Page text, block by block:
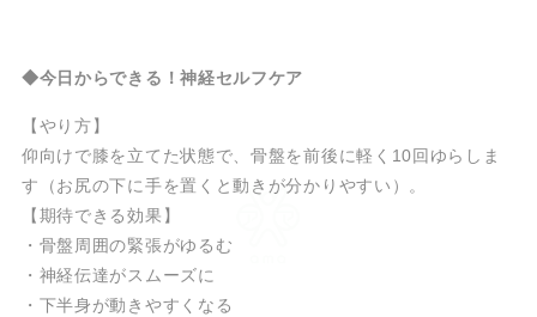
◆今日からできる！神経セルフケア
【やり方】
仰向けで膝を立てた状態で、骨盤を前後に軽く10回ゆらしま
す（お尻の下に手を置くと動きが分かりやすい）。
【期待できる効果】
・骨盤周囲の緊張がゆるむ
・神経伝達がスムーズに
・下半身が動きやすくなる